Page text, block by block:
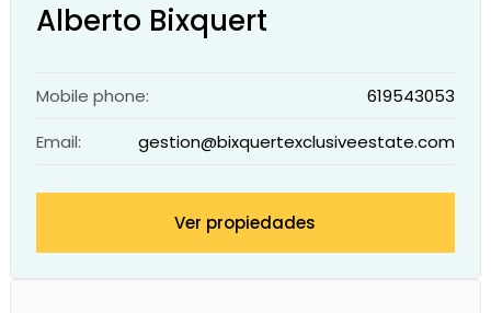
Alberto Bixquert
Mobile phone:
619543053
Email:
gestion@bixquertexclusiveestate.com
Ver propiedades